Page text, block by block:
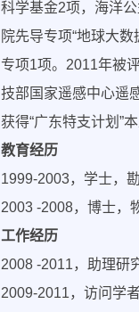
科学基金2项，海洋
院先导专项“地球大
专项1项。2011年被
技部国家遥感中心遥
获得“广东特支计划”
教育经历
1999-2003，学士，
2003 -2008，博士，
工作经历
2008 -2011，助理研
2009-2011，访问学